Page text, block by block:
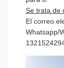
Se trata de
El correo
Whatsapp/